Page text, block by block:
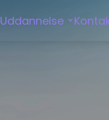
Uddannelse